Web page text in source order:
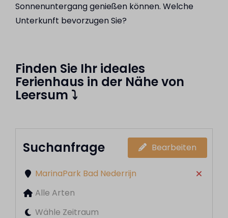
Sonnenuntergang genießen können. Welche
Unterkunft bevorzugen Sie?
Finden Sie Ihr ideales
Ferienhaus in der Nähe von
Leersum ⤵
Suchanfrage Bearbeiten
MarinaPark Bad Nederrijn
Alle Arten
Wähle Zeitraum